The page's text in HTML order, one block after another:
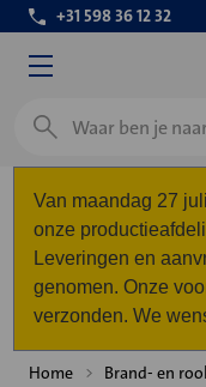
+31 598 36 12 32
Zoeken
Van maandag 27
onze
Leveringen en
genomen. Onze
verzonden. We
Home Brand- en